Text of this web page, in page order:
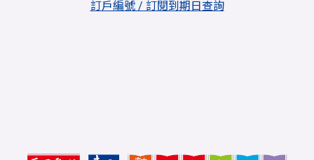
訂戶編號 / 訂閱到期日查詢